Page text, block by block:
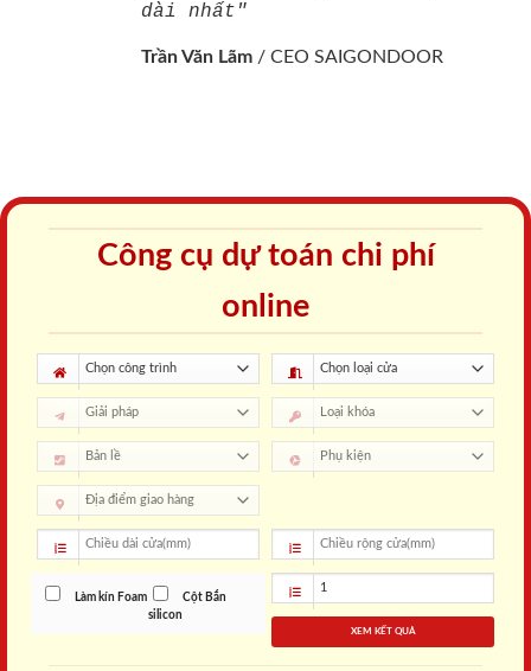
dài nhất"
Trần Văn Lãm / CEO SAIGONDOOR
Công cụ dự toán chi phí
online
Làm kín Foam
Cột Bắn
silicon
XEM KẾT QUẢ